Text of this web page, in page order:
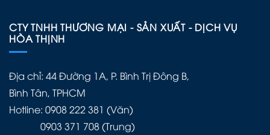
CTY TNHH THƯƠNG MẠI - SẢN XUẤT - DỊCH VỤ
HÒA THỊNH
Địa chỉ: 44 Đường 1A, P. Bình Trị Đông B,
Bình Tân, TPHCM
Hotline: 0908 222 381 (Văn)
0903 371 708 (Trung)